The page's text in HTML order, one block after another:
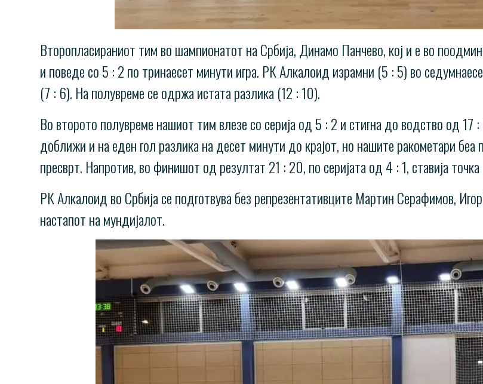
Второпласираниот тим во шампионатот на Србија, Динамо Панчево, кој и е во
и поведе со 5 : 2 по тринаесет минути игра. РК Алкалоид израмни (5 : 5) во
(7 : 6). На полувреме се одржа истата разлика (12 : 10).
Во второто полувреме нашиот тим влезе со серија од 5 : 2 и стигна до водство од
доближи и на еден гол разлика на десет минути до крајот, но нашите ракометари
пресврт. Напротив, во финишот од резултат 21 : 20, по серијата од 4 : 1, ставија точка
РК Алкалоид во Србија се подготвува без репрезентативците Мартин Серафимов,
настапот на мундијалот.